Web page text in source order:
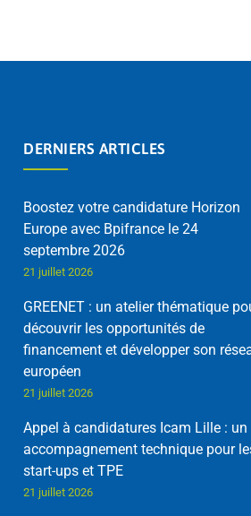
DERNIERS ARTICLES
Boostez votre candidature Horizon
Europe avec Bpifrance le 24
septembre 2026
21 juillet 2026
GREENET : un atelier thématique
découvrir les opportunités de
financement et développer son
européen
21 juillet 2026
Appel à candidatures Icam Lille : un
accompagnement technique pour
start-ups et TPE
21 juillet 2026